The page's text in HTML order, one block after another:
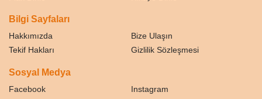
Bilgi Sayfaları
Hakkımızda
Bize Ulaşın
Tekif Hakları
Gizlilik Sözleşmesi
Sosyal Medya
Facebook
Instagram